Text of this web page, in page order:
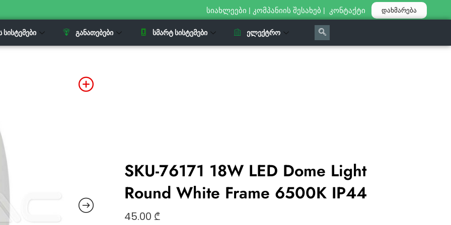
სიახლეები | კომპანიის შესახებ | კონტაქტი დახმარება
ᲡᲘᲡᲢᲔᲛᲔᲑᲘ ᲒᲐᲜᲐᲗᲔᲑᲔᲑᲘ ᲡᲛᲐᲠᲢ ᲡᲘᲡᲢᲔᲛᲔᲑᲘ ᲔᲚᲔᲥᲢᲠᲝ
SKU-76171 18W LED Dome Light
Round White Frame 6500K IP44
45.00 ₾